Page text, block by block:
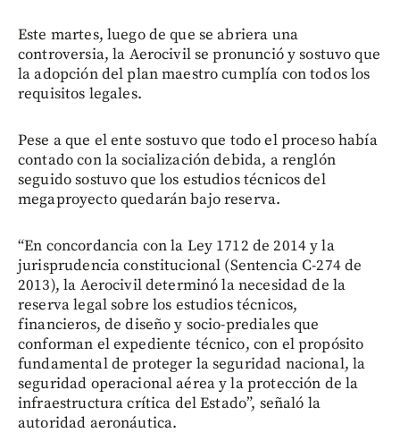
Este martes, luego de que se abriera una
controversia, la Aerocivil se pronunció y sostuvo que
la adopción del plan maestro cumplía con todos los
requisitos legales.
Pese a que el ente sostuvo que todo el proceso había
contado con la socialización debida, a renglón
seguido sostuvo que los estudios técnicos del
megaproyecto quedarán bajo reserva.
“En concordancia con la Ley 1712 de 2014 y la
jurisprudencia constitucional (Sentencia C-274 de
2013), la Aerocivil determinó la necesidad de la
reserva legal sobre los estudios técnicos,
financieros, de diseño y socio-prediales que
conforman el expediente técnico, con el propósito
fundamental de proteger la seguridad nacional, la
seguridad operacional aérea y la protección de la
infraestructura crítica del Estado”, señaló la
autoridad aeronáutica.